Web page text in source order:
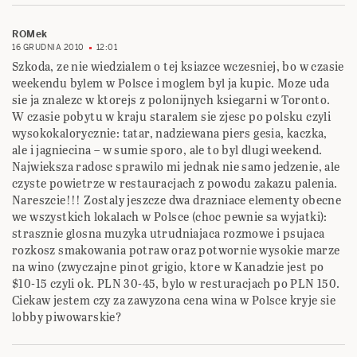
ROMek
16 GRUDNIA 2010 12:01
Szkoda, ze nie wiedzialem o tej ksiazce wczesniej, bo w czasie
weekendu bylem w Polsce i moglem byl ja kupic. Moze uda
sie ja znalezc w ktorejs z polonijnych ksiegarni w Toronto.
W czasie pobytu w kraju staralem sie zjesc po polsku czyli
wysokokalorycznie: tatar, nadziewana piers gesia, kaczka,
ale i jagniecina – w sumie sporo, ale to byl dlugi weekend.
Najwieksza radosc sprawilo mi jednak nie samo jedzenie, ale
czyste powietrze w restauracjach z powodu zakazu palenia.
Nareszcie!!! Zostaly jeszcze dwa drazniace elementy obecne
we wszystkich lokalach w Polsce (choc pewnie sa wyjatki):
strasznie glosna muzyka utrudniajaca rozmowe i psujaca
rozkosz smakowania potraw oraz potwornie wysokie marze
na wino (zwyczajne pinot grigio, ktore w Kanadzie jest po
$10-15 czyli ok. PLN 30-45, bylo w resturacjach po PLN 150.
Ciekaw jestem czy za zawyzona cena wina w Polsce kryje sie
lobby piwowarskie?